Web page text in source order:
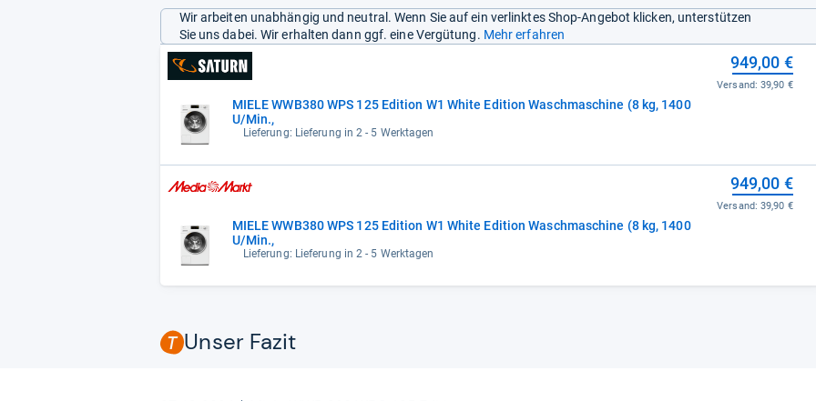
Wir arbeiten unabhängig und neutral. Wenn Sie auf ein verlinktes Shop-Angebot klicken, unterstützen
Sie uns dabei. Wir erhalten dann ggf. eine Vergütung. Mehr erfahren
MIELE WWB380 WPS 125 Edition W1 White Edition Waschmaschine (8 kg, 1400
U/Min.,
Lieferung: Lieferung in 2 - 5 Werktagen
949,00 €
Versand:39,90 €
MIELE WWB380 WPS 125 Edition W1 White Edition Waschmaschine (8 kg, 1400
U/Min.,
Lieferung: Lieferung in 2 - 5 Werktagen
949,00 €
Versand:39,90 €
Unser Fazit